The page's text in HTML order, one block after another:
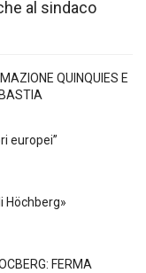
al sindaco
QUINQUIES E
europei”
Höchberg»
FERMA